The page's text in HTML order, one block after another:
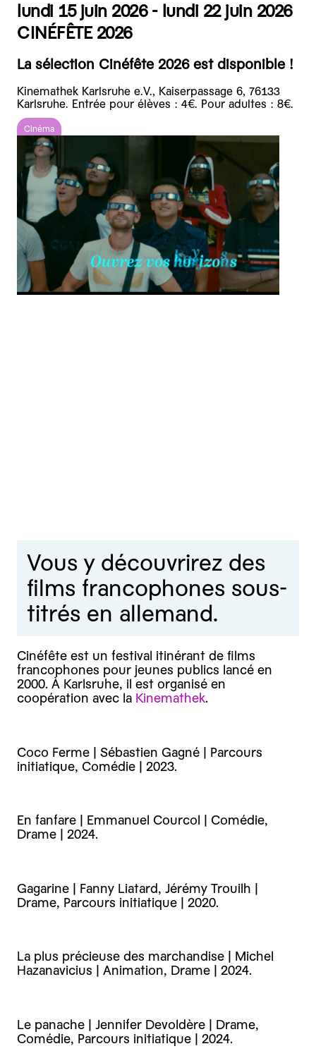
lundi 15 juin 2026 - lundi 22 juin 2026
CINÉFÊTE 2026
La sélection Cinéfête 2026 est disponible !
Kinemathek Karlsruhe e.V., Kaiserpassage 6, 76133
Karlsruhe. Entrée pour élèves : 4€. Pour adultes : 8€.
Cinéma
Vous y découvrirez des
films francophones sous-
titrés en allemand.
Cinéfête est un festival itinérant de films
francophones pour jeunes publics lancé en
2000. À Karlsruhe, il est organisé en
coopération avec la Kinemathek.
Coco Ferme | Sébastien Gagné | Parcours
initiatique, Comédie | 2023.
En fanfare | Emmanuel Courcol | Comédie,
Drame | 2024.
Gagarine | Fanny Liatard, Jérémy Trouilh |
Drame, Parcours initiatique | 2020.
La plus précieuse des marchandise | Michel
Hazanavicius | Animation, Drame | 2024.
Le panache | Jennifer Devoldère | Drame,
Comédie, Parcours initiatique | 2024.